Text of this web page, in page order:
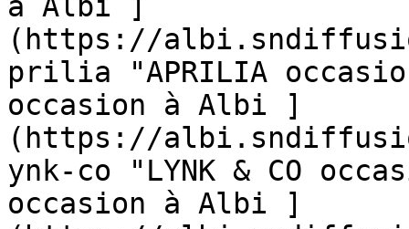
(https://
prilia "APRILIA
occasion à Albi ]
(https://
ynk-co "LYNK & CO
occasion à Albi ]